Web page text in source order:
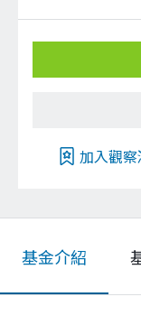
加入觀
基金介紹